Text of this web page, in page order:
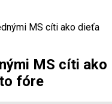
MS cíti ako dieťa
MS cíti ako
fóre